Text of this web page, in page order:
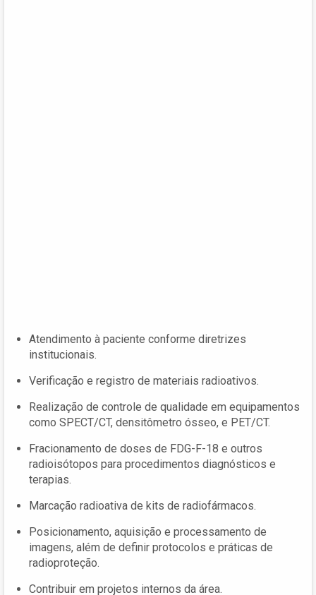
Atendimento à paciente conforme diretrizes
institucionais.
Verificação e registro de materiais radioativos.
Realização de controle de qualidade em equipamentos
como SPECT/CT, densitômetro ósseo, e PET/CT.
Fracionamento de doses de FDG-F-18 e outros
radioisótopos para procedimentos diagnósticos e
terapias.
Marcação radioativa de kits de radiofármacos.
Posicionamento, aquisição e processamento de
imagens, além de definir protocolos e práticas de
radioproteção.
Contribuir em projetos internos da área.